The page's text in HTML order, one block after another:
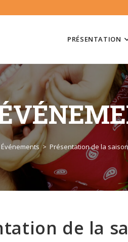
PRÉSENTATION
Événements > Présentation de la saison
de la